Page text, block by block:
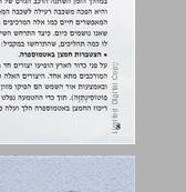
שינויים בהרכב האוויר בעידן המודרני ... 10